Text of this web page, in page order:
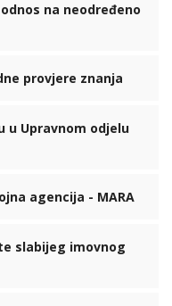
na neodređeno
provjere znanja
u Upravnom odjelu
agencija - MARA
slabijeg imovnog